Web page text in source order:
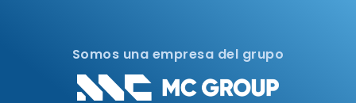
Somos una empresa del grupo